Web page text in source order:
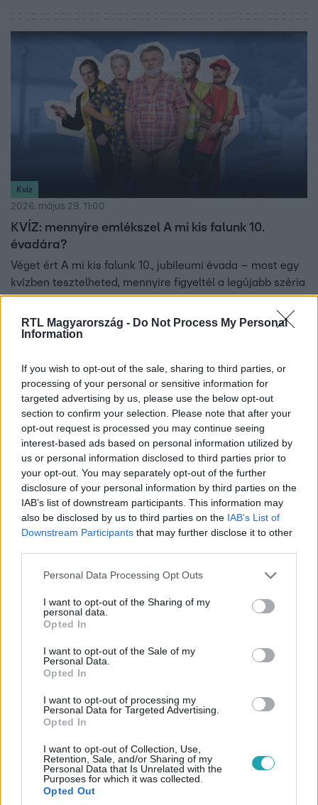
RTL Magyarország - Do Not Process My Personal
Information
If you wish to opt-out of the sale, sharing to third parties, or
processing of your personal or sensitive information for
targeted advertising by us, please use the below opt-out
section to confirm your selection. Please note that after your
opt-out request is processed you may continue seeing
interest-based ads based on personal information utilized by
us or personal information disclosed to third parties prior to
your opt-out. You may separately opt-out of the further
disclosure of your personal information by third parties on the
IAB’s list of downstream participants. This information may
also be disclosed by us to third parties on the IAB’s List of
Downstream Participants that may further disclose it to other
Please note that this website/app uses one or more Google
not limited to your visit or usage behaviour. You may click to
grant or deny consent to Google and its third-party tags to
use your data for below specified purposes in below Google
consent section.
Personal Data Processing Opt Outs
I want to opt-out of the Sharing of my
personal data.
Opted In
I want to opt-out of the Sale of my
Personal Data.
Opted In
I want to opt-out of processing my
Personal Data for Targeted Advertising.
Opted In
I want to opt-out of Collection, Use,
Retention, Sale, and/or Sharing of my
Personal Data that Is Unrelated with the
Purposes for which it was collected.
Opted Out
Kvíz
2026. május 29. 11:00
KVÍZ: mennyire emlékszel A mi kis falunk 10.
évadára?
Véget ért A mi kis falunk 10., jubileumi évada – most egy
kvízben tesztelheted, mennyire figyeltél a legújabb széria
történéseire. Vajon te vagy a legnagyobb rajongó?
A mi kis falunk
2026. május 24. 13:00
A mi kis bakink: „Kiégetted az agyamat!” – Csuja
Imre kiakadt a kamerák előtt
A mi kis falunk 10. évadának 12. részének forgatásán sem
közben egyszer csak elröhögte magát.